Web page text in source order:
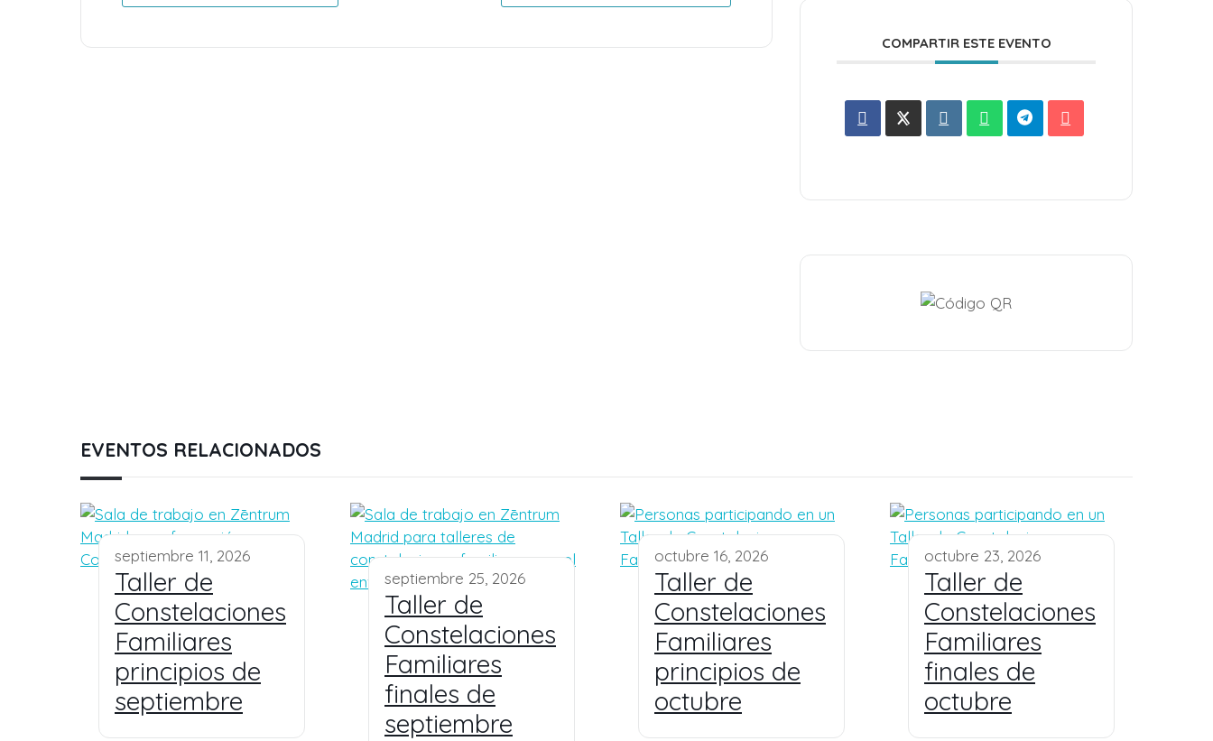
COMPARTIR ESTE EVENTO
EVENTOS RELACIONADOS
septiembre 11, 2026
Taller de
Constelaciones
Familiares
principios de
septiembre
septiembre 25, 2026
Taller de
Constelaciones
Familiares
finales de
septiembre
octubre 16, 2026
Taller de
Constelaciones
Familiares
principios de
octubre
octubre 23, 2026
Taller de
Constelaciones
Familiares
finales de
octubre